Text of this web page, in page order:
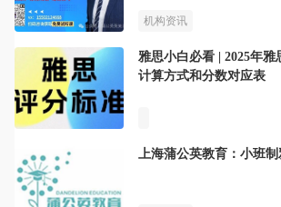
机构资讯
雅思小白必看 | 2025年雅
计算方式和分数对应表
上海蒲公英教育：小班